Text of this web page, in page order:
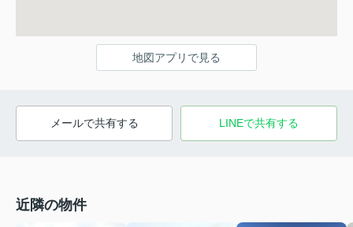
地図アプリで見る
メールで共有する LINEで共有する
近隣の物件